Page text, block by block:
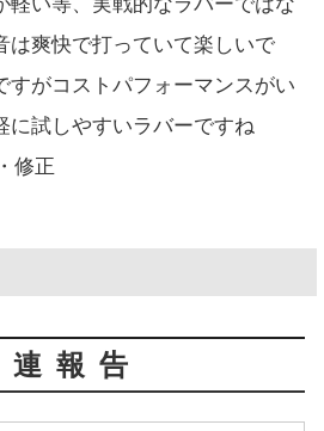
軽い等、実戦的なラバーではな
は爽快で打っていて楽しいで
がコストパフォーマンスがい
に試しやすいラバーですね
正
連報告